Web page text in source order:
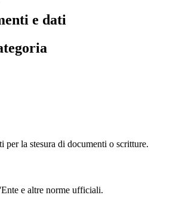
e dati
per la stesura di documenti o scritture.
e altre norme ufficiali.